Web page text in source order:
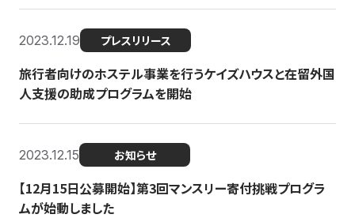
2023.12.19 プレスリリース
旅行者向けのホステル事業を行うケイズハウスと在留外国
人支援の助成プログラムを開始
2023.12.15 お知らせ
【12月15日公募開始】第3回マンスリー寄付挑戦プログラ
ムが始動しました